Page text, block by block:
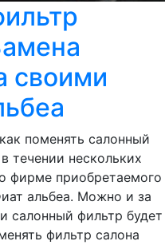
своими
поменять салонный
течении нескольких
фирме приобретаемого
альбеа. Можно и за
салонный фильтр будет
фильтр салона